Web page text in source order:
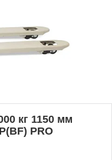
кг 1150 мм
PRO